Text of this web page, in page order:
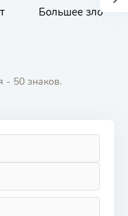
Большее зло
- 50 знаков.